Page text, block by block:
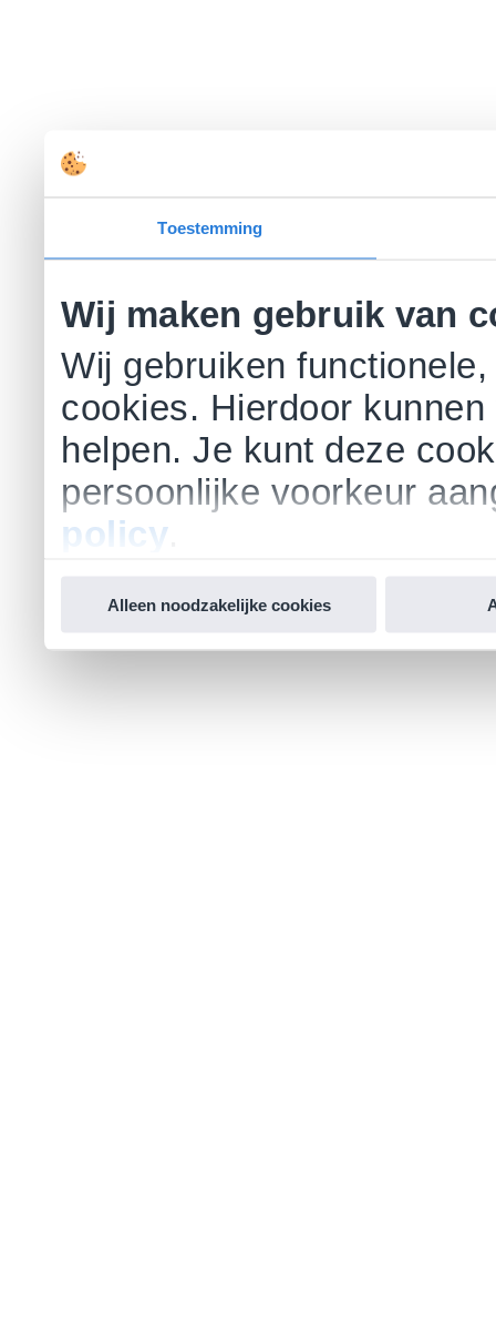
Toestemming
Wij maken gebruik van
Wij gebruiken
cookies. Hierdoor
helpen. Je kunt deze
persoonlijke voorkeur
policy
Alleen noodzakelijke cookies